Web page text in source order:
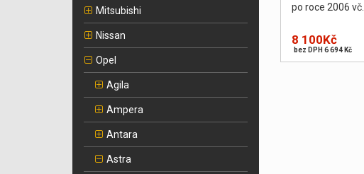
Mitsubishi
Nissan
Opel
Agila
Ampera
Antara
Astra
po roce 2006 vč.
8 100Kč
bez DPH 6 694 Kč